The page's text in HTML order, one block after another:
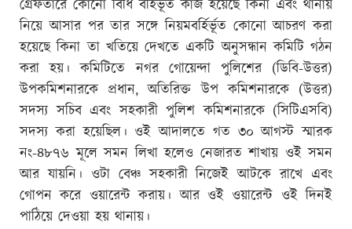
গ্রেফতারে কোনো বিধি বহির্ভূত কাজ হয়েছে কিনা এবং থানায়
নিয়ে আসার পর তার সঙ্গে নিয়মবর্হির্ভূত কোনো আচরণ করা
হয়েছে কিনা তা খতিয়ে দেখতে একটি অনুসন্ধান কমিটি গঠন
করা হয়। কমিটিতে নগর গোয়েন্দা পুলিশের (ডিবি-উত্তর)
উপকমিশনারকে প্রধান, অতিরিক্ত উপ কমিশনারকে (উত্তর)
সদস্য সচিব এবং সহকারী পুলিশ কমিশনারকে (সিটিএসবি)
সদস্য করা হয়েছিল। ওই আদালতে গত ৩০ আগস্ট স্মারক
নং-৪৮৭৬ মূলে সমন লিখা হলেও নেজারত শাখায় ওই সমন
আর যায়নি। ওটা বেঞ্চ সহকারী নিজেই আটকে রাখে এবং
গোপন করে ওয়ারেন্ট করায়। আর ওই ওয়ারেন্ট ওই দিনই
পাঠিয়ে দেওয়া হয় থানায়।